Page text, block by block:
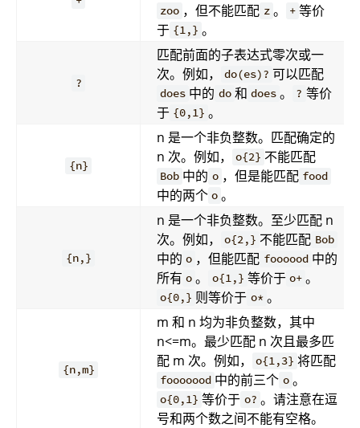
zoo ，但不能匹配 z 。 + 等价
于 {1,} 。
?
匹配前面的子表达式零次或一
次。例如，
do(es)? 可以匹配
does 中的 do 和 does 。 ? 等价
于 {0,1} 。
{n}
n 是一个非负整数。匹配确定的
n 次。例如，
o{2} 不能匹配
Bob 中的 o ，但是能匹配 food
中的两个 o 。
{n,}
n 是一个非负整数。至少匹配 n
次。例如，
o{2,} 不能匹配 Bob
中的 o ，但能匹配 foooood 中的
所有 o 。 o{1,} 等价于 o+ 。
o{0,} 则等价于 o* 。
{n,m}
m 和 n 均为非负整数，其中
n<=m。最少匹配 n 次且最多匹
配 m 次。例如，
o{1,3} 将匹配
fooooood 中的前三个 o 。
o{0,1} 等价于 o? 。请注意在逗
号和两个数之间不能有空格。